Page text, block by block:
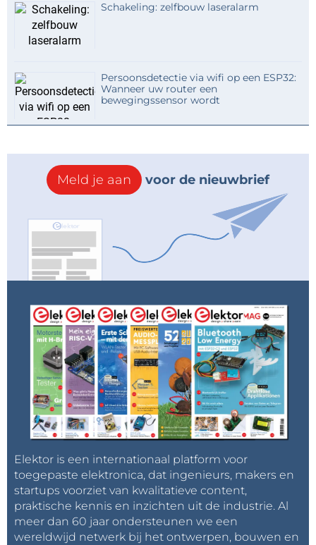
Schakeling: zelfbouw laseralarm
Persoonsdetectie via wifi op een ESP32:
Wanneer uw router een
bewegingssensor wordt
Meld je aan voor de nieuwbrief
Elektor is een internationaal platform voor
toegepaste elektronica, dat ingenieurs, makers en
startups voorziet van kwalitatieve content,
praktische kennis en inzichten uit de industrie. Al
meer dan 60 jaar ondersteunen we een
wereldwijd netwerk bij het ontwerpen, bouwen en